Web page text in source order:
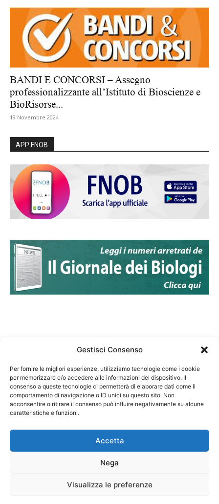
Gestisci Consenso
Per fornire le migliori esperienze, utilizziamo tecnologie come i cookie
per memorizzare e/o accedere alle informazioni del dispositivo. Il
consenso a queste tecnologie ci permetterà di elaborare dati come il
comportamento di navigazione o ID unici su questo sito. Non
acconsentire o ritirare il consenso può influire negativamente su alcune
caratteristiche e funzioni.
Accetta
Nega
Visualizza le preferenze
BANDI E CONCORSI – Assegno
professionalizzante all’Istituto di Bioscienze e
BioRisorse...
19 Novembre 2024
APP FNOB
Federazione Nazionale Degli Ordini dei Biologi:
codice fiscale 80069130583
Responsabile sito internet www.fnob.it: Vincenzo
Privacy Policy Cookie Policy